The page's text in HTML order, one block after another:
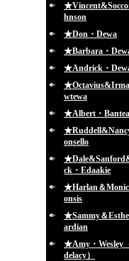
hnson
★Don・Dewa
★Barbara・
★Andrick・
★Octavius&Irma
wtewa
★Albert・
onsello
ck・Edaakie
★Harlan＆
onsis
★Sammy＆
ardian
★Amy・Wesley
delacy）